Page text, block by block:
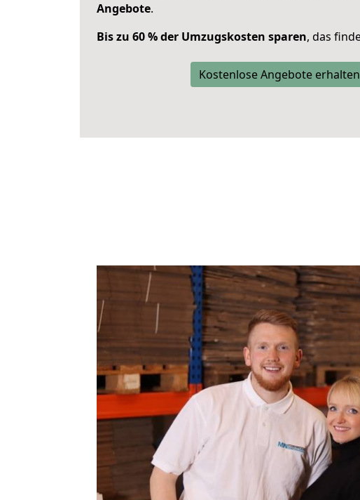
Angebote.
Bis zu 60 % der Umzugskosten sparen, das
Kostenlose Angebote erhalten